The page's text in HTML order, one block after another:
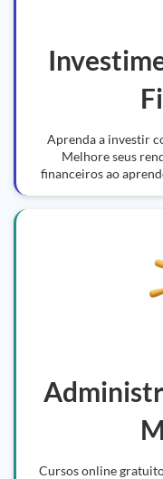
Aprenda a investir
Melhore seus
financeiros ao
Cursos online